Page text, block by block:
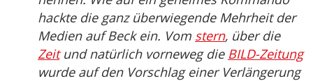
hackte die ganz überwiegende Mehrheit der
Medien auf Beck ein. Vom stern, über die
Zeitund natürlich vorneweg die BILD-Zeitung
wurde auf den Vorschlag einer Verlängerung